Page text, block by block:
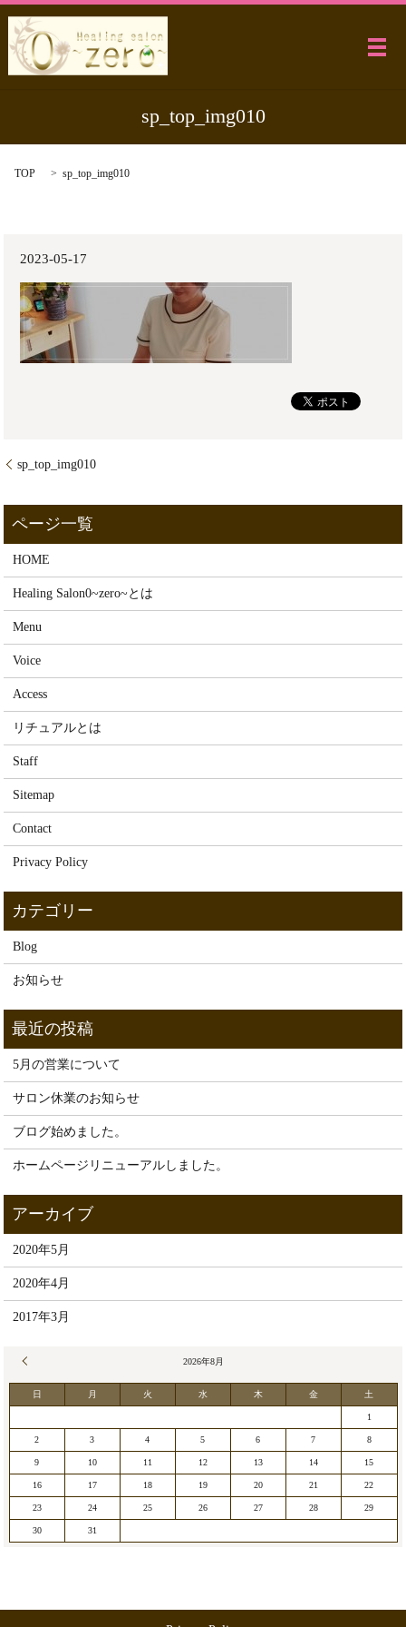
メ
sp_top_img010
TOP sp_top_img010
2023-05-17
sp_top_img010
HOME
Healing Salon0~zero~とは
Menu
Voice
Access
リチュアルとは
Staff
Sitemap
Contact
Privacy Policy
Blog
お知らせ
5月の営業について
サロン休業のお知らせ
ブログ始めました。
ホームページリニューアルしました。
2020年5月
2020年4月
2017年3月
2026年8月
日 月 火 水 木 金 土
1
2 3 4 5 6 7 8
9 10 11 12 13 14 15
16 17 18 19 20 21 22
23 24 25 26 27 28 29
30 31